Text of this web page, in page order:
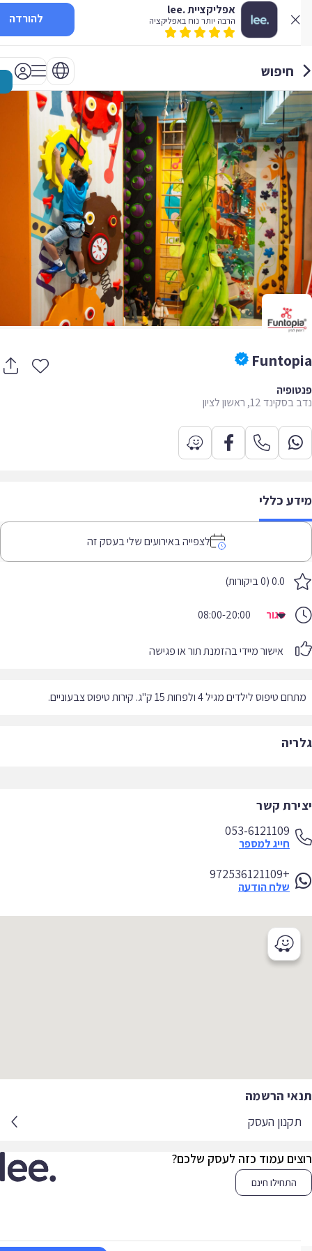
אפליקציית .lee
הרבה יותר נוח באפליקציה להורדה
חיפוש
12, ראשון לציון
כללי
לצפייה באירועים שלי בעסק זה
0.0 (0 ביקורות)
סגור 08:00-20:00
אישור מיידי בהזמנת תור או פגישה
טיפוס לילדים מגיל 4 ולפחות 15 ק"ג. קירות טיפוס צבעוניים.
קשר
053-6121109
חייג למספר
+972536121109
שלח הודעה
הרשמה
תקנון העסק
עמוד כזה לעסק שלכם?
התחילו חינם